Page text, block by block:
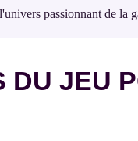
passionnant de la
DU JEU